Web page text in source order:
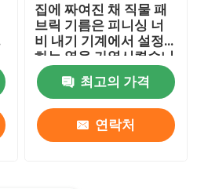
집에 짜여진 채 직물 패
브릭 기름은 피니싱 너
비 내기 기계에서 설정
하는 열을 가열시켰습니
다
최고의 가격
연락처